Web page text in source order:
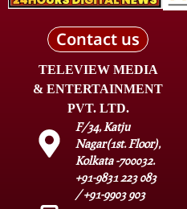
Contact us
TELEVIEW MEDIA
& ENTERTAINMENT
PVT. LTD.
F/34, Katju
Nagar(1st. Floor),
Kolkata -700032.
+91-9831 223 083
/ +91-9903 903